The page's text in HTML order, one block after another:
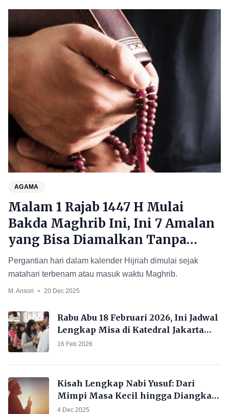
AGAMA
Malam 1 Rajab 1447 H Mulai
Bakda Maghrib Ini, Ini 7 Amalan
yang Bisa Diamalkan Tanpa
Mengada-ada Ritual Khusus
Pergantian hari dalam kalender Hijriah dimulai sejak
matahari terbenam atau masuk waktu Maghrib.
M. Ansori 20 Dec 2025
Rabu Abu 18 Februari 2026, Ini Jadwal
Lengkap Misa di Katedral Jakarta
dan Status Liburnya
16 Feb 2026
Kisah Lengkap Nabi Yusuf: Dari
Mimpi Masa Kecil hingga Diangkat
Jadi Penguasa dan Wafat di Mesir
4 Dec 2025